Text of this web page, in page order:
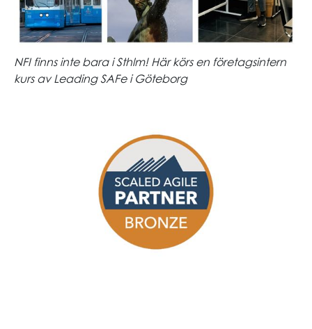
NFI finns inte bara i Sthlm! Här körs en företagsintern
kurs av Leading SAFe i Göteborg